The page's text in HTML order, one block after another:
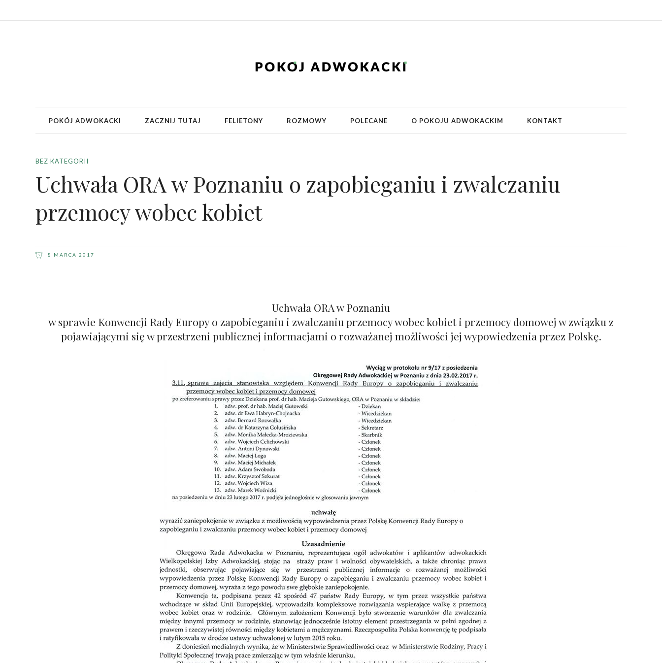
POKÓJ ADWOKACKI ZACZNIJ TUTAJ FELIETONY ROZMOWY POLECANE O POKOJU ADWOKACKIM KONTAKT
BEZ KATEGORII
Uchwała ORA w Poznaniu o zapobieganiu i zwalczaniu
przemocy wobec kobiet
8 MARCA 2017
Uchwała ORA w Poznaniu
w sprawie Konwencji Rady Europy o zapobieganiu i zwalczaniu przemocy wobec kobiet i przemocy domowej w związku z
pojawiającymi się w przestrzeni publicznej informacjami o rozważanej możliwości jej wypowiedzenia przez Polskę.